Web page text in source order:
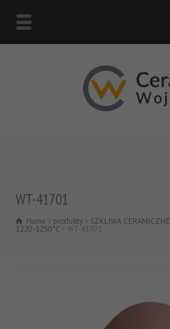
WT-41701
Home produkty SZKLIWA CERAMICZNE
1220-1250*C WT-41701